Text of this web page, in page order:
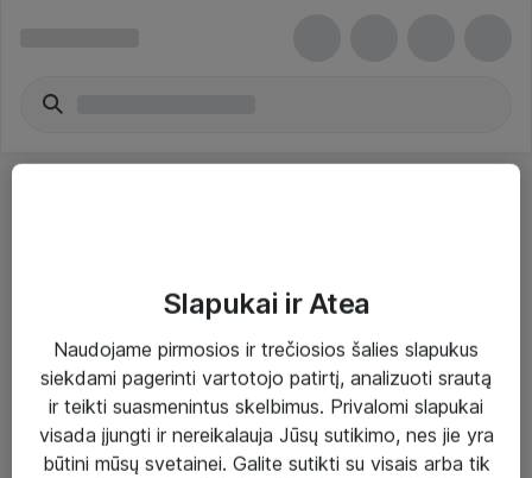
Paslaugos
Sprendimai
Įgyvendinti projektai
Slapukai ir Atea
Naudojame pirmosios ir trečiosios šalies slapukus
siekdami pagerinti vartotojo patirtį, analizuoti srautą
ir teikti suasmenintus skelbimus. Privalomi slapukai
visada įjungti ir nereikalauja Jūsų sutikimo, nes jie yra
būtini mūsų svetainei. Galite sutikti su visais arba tik